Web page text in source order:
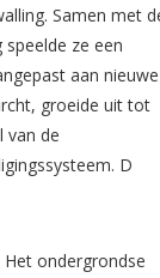
Samen met
ze een
aan nieuwe
groeide uit tot
van de
D
ondergrondse